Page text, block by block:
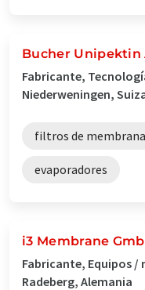
Bucher Unipektin
Fabricante,
Niederweningen,
filtros de membrana
evaporadores
i3 Membrane
Fabricante, Equipos
Radeberg, Alemania